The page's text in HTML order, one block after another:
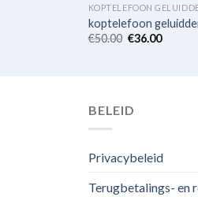
KOPTELEFOON
koptelefoon
€50.00 €36.00
BELEID
Privacybeleid
Terugbetalings- en